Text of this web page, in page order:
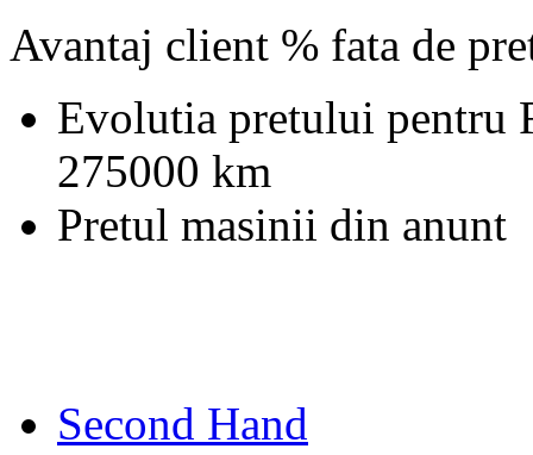
Avantaj client % fata de
Evolutia pretului pentru
275000 km
Pretul masinii din anunt
Second Hand